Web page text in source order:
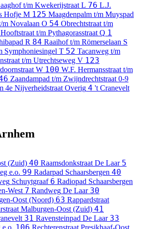
t/m Kwekerijstraat L 76 L.J.
Hofje M 125 Maagdenpalm t/m Muyspad
Novalaan O 54 Obrechtstraat t/m
t/m Pythagorasstraat Q 1
R 84 Raaihof t/m Römerselaan S
Symphoniesingel T 52 Tacanweg t/m
t/m Utrechtseweg V 123
W 100 W.F. Hermansstraat t/m
Zaandampad t/m Zwijndrechtstraat 0-9
4e Nijverheidstraat Overig 4 't Cranevelt
(Zuid) 40 Raamsdonkstraat De Laar 5
e.o. 99 Radarpad Schaarsbergen 40
Schuytgraaf 6 Radiopad Schaarsbergen
West 7 Randweg De Laar 30
Oost (Noord) 63 Rappardstraat
Malburgen-Oost (Zuid) 41
31 Ravensteinpad De Laar 33